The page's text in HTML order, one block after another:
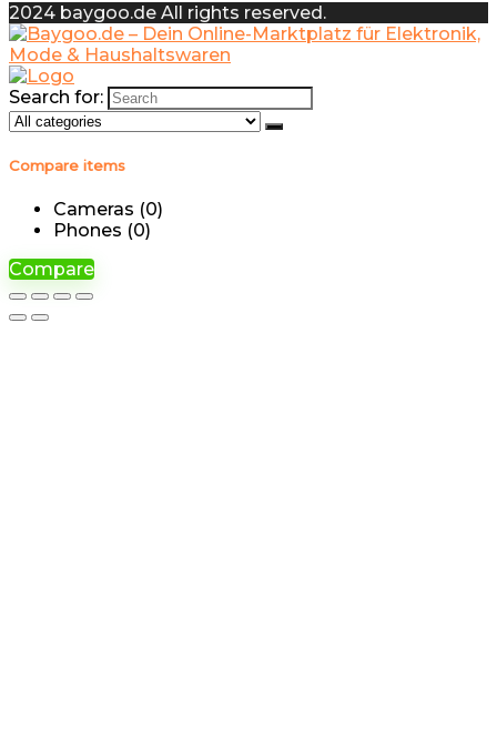
2024 baygoo.de All rights reserved.
Search for:
Compare items
Cameras (0)
Phones (0)
Compare